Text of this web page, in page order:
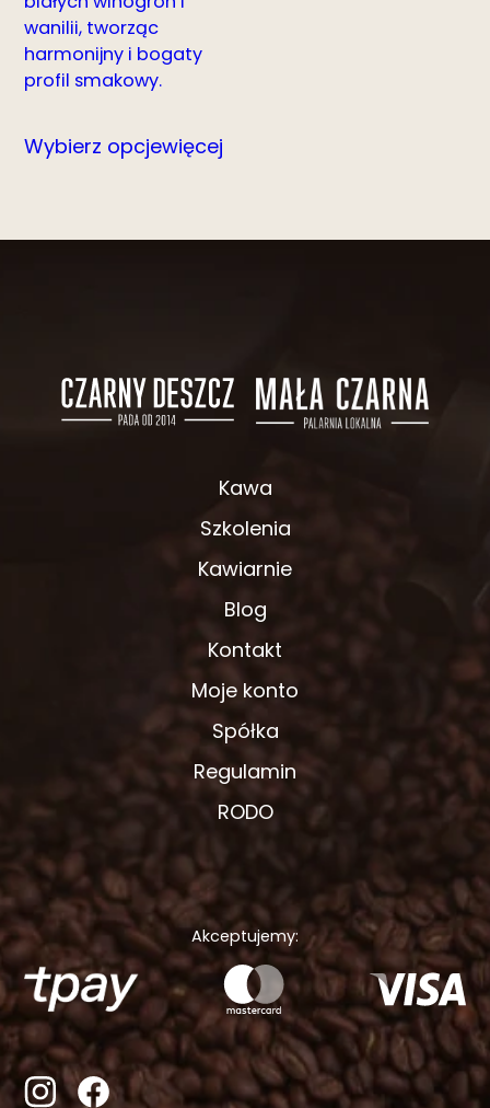
wanilii, tworząc
harmonijny i bogaty
profil smakowy.
Wybierz opcjewięcej
Kawa
Szkolenia
Kawiarnie
Blog
Kontakt
Moje konto
Spółka
Regulamin
RODO
Akceptujemy: